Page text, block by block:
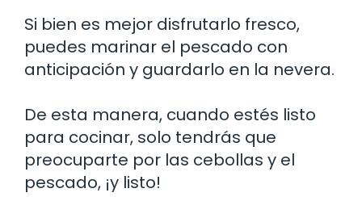
Si bien es mejor disfrutarlo fresco,
puedes marinar el pescado con
anticipación y guardarlo en la nevera.
De esta manera, cuando estés listo
para cocinar, solo tendrás que
preocuparte por las cebollas y el
pescado, ¡y listo!